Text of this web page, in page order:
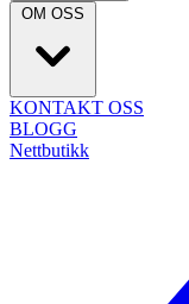
OM OSS
KONTAKT OSS
BLOGG
Nettbutikk